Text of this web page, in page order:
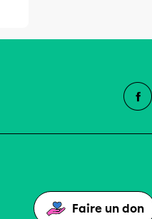
Faire un don